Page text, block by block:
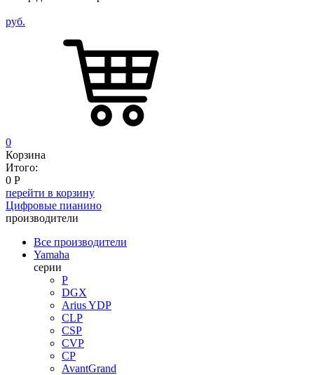
руб.
0
Корзина
Итого:
0 Р
перейти в корзину
Цифровые пианино
производители
Все производители
Yamaha
серии
P
DGX
Arius YDP
CLP
CSP
CVP
CP
AvantGrand